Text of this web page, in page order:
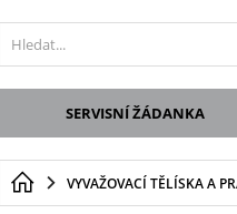
SERVISNÍ ŽÁDANKA
VYVAŽOVACÍ TĚLÍSKA A